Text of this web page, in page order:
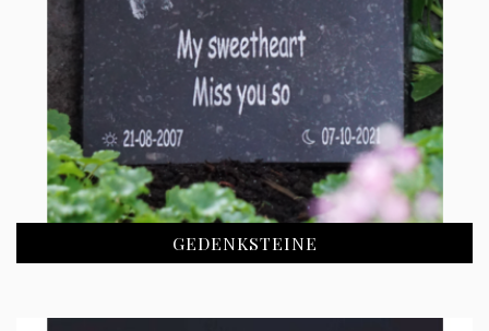
GEDENKSTEINE